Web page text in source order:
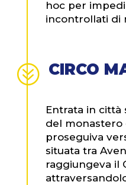
hoc per
incontrollati di
? CIRCO
Entrata in città
del monastero
proseguiva
situata tra
raggiungeva il